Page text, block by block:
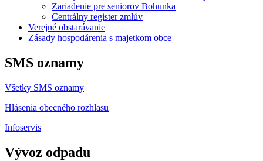
Zariadenie pre seniorov Bohunka
Centrálny register zmlúv
Verejné obstarávanie
Zásady hospodárenia s majetkom obce
SMS oznamy
Všetky SMS oznamy
Hlásenia obecného rozhlasu
Infoservis
Vývoz odpadu